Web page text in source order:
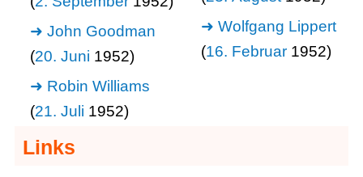
John Goodman
(20. Juni 1952)
Robin Williams
(21. Juli 1952)
Wolfgang Lippert
(16. Februar 1952)
Links